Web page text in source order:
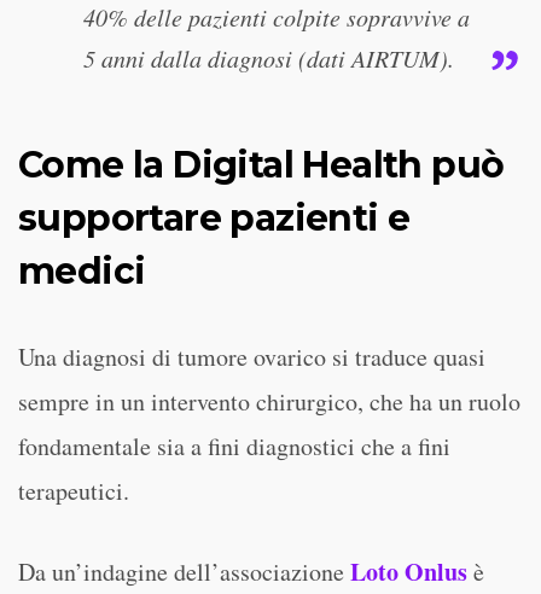
40% delle pazienti colpite sopravvive a
5 anni dalla diagnosi (dati AIRTUM).
Come la Digital Health può
supportare pazienti e
medici
Una diagnosi di tumore ovarico si traduce quasi
sempre in un intervento chirurgico, che ha un ruolo
fondamentale sia a fini diagnostici che a fini
terapeutici.
Da un’indagine dell’associazione Loto Onlusè